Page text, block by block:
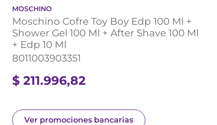
MOSCHINO
Moschino Cofre Toy Boy Edp 100 Ml +
Shower Gel 100 Ml + After Shave 100 Ml
+ Edp 10 Ml
8011003903351
$ 211.996,82
Ver promociones bancarias